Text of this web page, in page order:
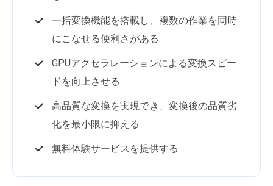
一括変換機能を搭載し、複数の作業を同時
にこなせる便利さがある
GPUアクセラレーションによる変換スピー
ドを向上させる
高品質な変換を実現でき、変換後の品質劣
化を最小限に抑える
無料体験サービスを提供する